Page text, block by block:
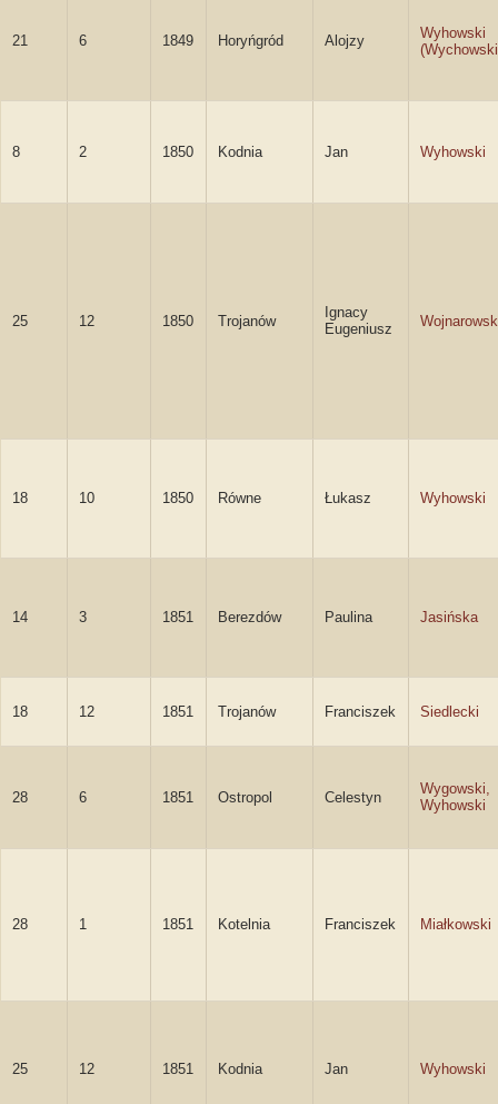
21 6 1849 Horyńgród Alojzy
Wyhowski
8 2 1850 Kodnia Jan Wyhowski
25 12 1850 Trojanów
Ignacy
Eugeniusz
18 10 1850 Równe Łukasz Wyhowski
14 3 1851 Berezdów Paulina Jasińska
18 12 1851 Trojanów Franciszek Siedlecki
28 6 1851 Ostropol Celestyn
Wygowski,
Wyhowski
28 1 1851 Kotelnia Franciszek Miałkowski
25 12 1851 Kodnia Jan Wyhowski